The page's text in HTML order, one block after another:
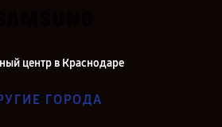
центр в Краснодаре
ГОРОДА